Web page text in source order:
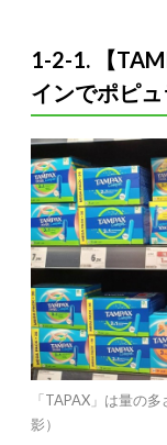
必要
な薬
やト
お店
で役
立つ
スペ
イン
語会
話も
紹介
4.1.
4-1. ス
ペイン
で生理
に効く
1-2-1. 【
インでポピ
「TAPAX」は量の
影）